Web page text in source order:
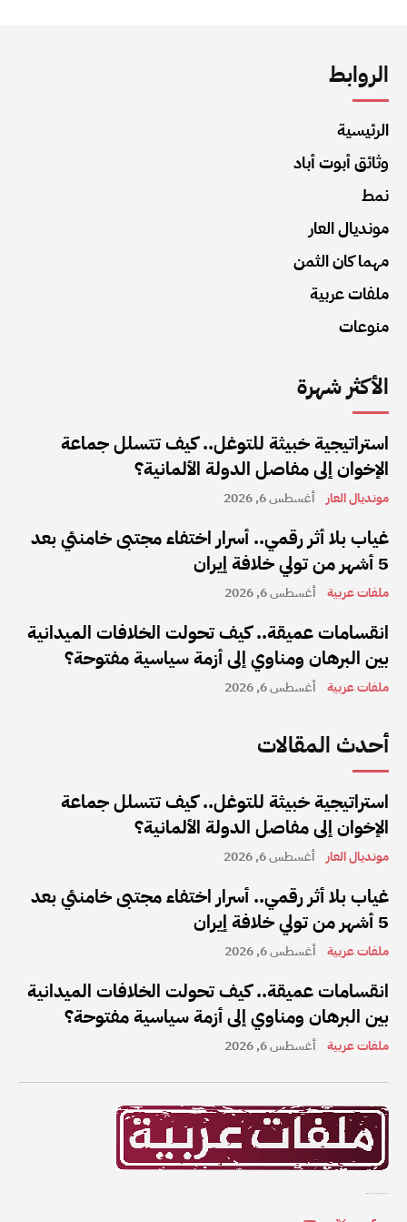
الروابط
الرئيسية
وثائق أبوت أباد
نمط
مونديال العار
مهما كان الثمن
ملفات عربية
منوعات
الأكثر شهرة
استراتيجية خبيثة للتوغل.. كيف تتسلل جماعة
الإخوان إلى مفاصل الدولة الألمانية؟
مونديال العار أغسطس 6, 2026
غياب بلا أثر رقمي.. أسرار اختفاء مجتبى خامنئي بعد
5 أشهر من تولي خلافة إيران
ملفات عربية أغسطس 6, 2026
انقسامات عميقة.. كيف تحولت الخلافات الميدانية
بين البرهان ومناوي إلى أزمة سياسية مفتوحة؟
ملفات عربية أغسطس 6, 2026
أحدث المقالات
استراتيجية خبيثة للتوغل.. كيف تتسلل جماعة
الإخوان إلى مفاصل الدولة الألمانية؟
مونديال العار أغسطس 6, 2026
غياب بلا أثر رقمي.. أسرار اختفاء مجتبى خامنئي بعد
5 أشهر من تولي خلافة إيران
ملفات عربية أغسطس 6, 2026
انقسامات عميقة.. كيف تحولت الخلافات الميدانية
بين البرهان ومناوي إلى أزمة سياسية مفتوحة؟
ملفات عربية أغسطس 6, 2026